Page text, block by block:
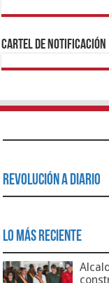
1xbetBetturkeyBetist
https://mvbcasino.com/
Cartel de Notificación
Revolución a Diario
Lo Más Reciente